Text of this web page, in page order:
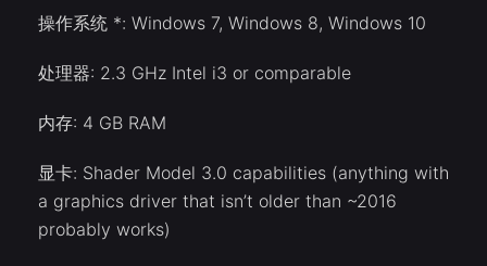
操作系统 *: Windows 7, Windows 8, Windows 10
处理器: 2.3 GHz Intel i3 or comparable
内存: 4 GB RAM
显卡: Shader Model 3.0 capabilities (anything with
a graphics driver that isn’t older than ~2016
probably works)